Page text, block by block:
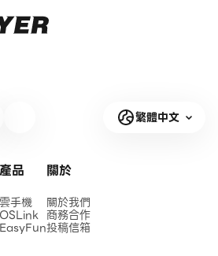
繁體中文
產品
雲手機
OSLink
EasyFun
關於
關於我們
商務合作
投稿信箱